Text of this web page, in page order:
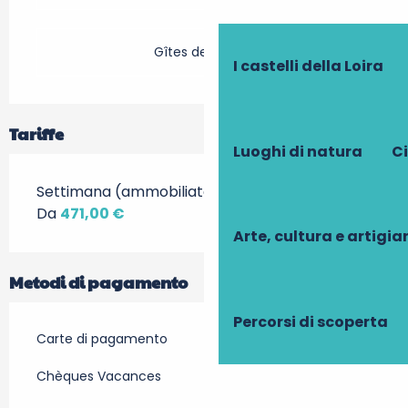
I castelli della Loira
Luoghi di natura
Arte, cultura e
Percorsi di scoperta
Gîtes de France
Tariffe
Settimana (ammobiliato)
Da 471,00 €
Metodi di pagamento
Carte di pagamento
Chèques Vacances